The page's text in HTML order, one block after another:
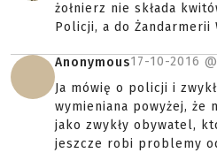
żołnierz nie składa
Policji, a do Żandarmerii
Anonymous17-10-2016 @
Ja mówię o policji i
wymieniana powyżej, że
jako zwykły obywatel,
jeszcze robi problemy